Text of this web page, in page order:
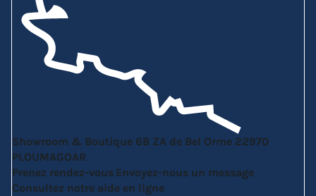
Showroom & Boutique 6B ZA de Bel Orme 22970
PLOUMAGOAR
Prenez rendez-vous Envoyez-nous un message
Consultez notre aide en ligne